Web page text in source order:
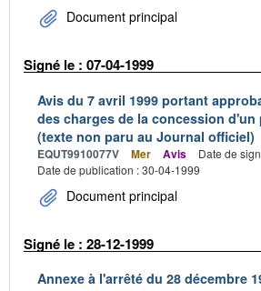
Document principal
Signé le : 07-04-1999
Avis du 7 avril 1999 portant
des charges de la concession
(texte non paru au Journal officiel)
EQUT9910077V Mer Avis
Date de
Date de publication : 30-04-1999
Document principal
Signé le : 28-12-1999
Annexe à l'arrêté du 28 décembre